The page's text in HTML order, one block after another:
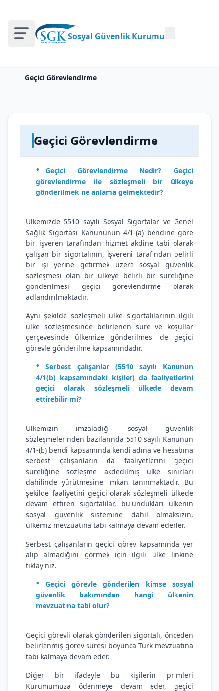
Sosyal Güvenlik Kurumu
Geçici Görevlendirme
Geçici Görevlendirme
Geçici Görevlendirme Nedir? Geçici
görevlendirme ile sözleşmeli bir ülkeye
gönderilmek ne anlama gelmektedir?
Ülkemizde 5510 sayılı Sosyal Sigortalar ve Genel
Sağlık Sigortası Kanununun 4/1-(a) bendine göre
bir işveren tarafından hizmet akdine tabi olarak
çalışan bir sigortalının, işvereni tarafından belirli
bir işi yerine getirmek üzere sosyal güvenlik
sözleşmesi olan bir ülkeye belirli bir süreliğine
gönderilmesi geçici görevlendirme olarak
adlandırılmaktadır.
Aynı şekilde sözleşmeli ülke sigortalılarının ilgili
ülke sözleşmesinde belirlenen süre ve koşullar
çerçevesinde ülkemize gönderilmesi de geçici
görevle gönderilme kapsamındadır.
Serbest çalışanlar (5510 sayılı Kanunun
4/1(b) kapsamındaki kişiler) da faaliyetlerini
geçici olarak sözleşmeli ülkede devam
ettirebilir mi?
Ülkemizin imzaladığı sosyal güvenlik
sözleşmelerinden bazılarında 5510 sayılı Kanunun
4/1-(b) bendi kapsamında kendi adına ve hesabına
serbest çalışanların da faaliyetlerini geçici
süreliğine sözleşme akdedilmiş ülke sınırları
dahilinde yürütmesine imkan tanınmaktadır. Bu
şekilde faaliyetini geçici olarak sözleşmeli ülkede
devam ettiren sigortalılar, bulundukları ülkenin
sosyal güvenlik sistemine dahil olmaksızın,
ülkemiz mevzuatına tabi kalmaya devam ederler.
Serbest çalışanların geçici görev kapsamında yer
alıp almadığını görmek için ilgili ülke linkine
tıklayınız.
Geçici görevle gönderilen kimse sosyal
güvenlik bakımından hangi ülkenin
mevzuatına tabi olur?
Geçici görevli olarak gönderilen sigortalı, önceden
belirlenmiş görev süresi boyunca Türk mevzuatına
tabi kalmaya devam eder.
Diğer bir ifadeyle bu kişilerin primleri
Kurumumuza ödenmeye devam eder, geçici